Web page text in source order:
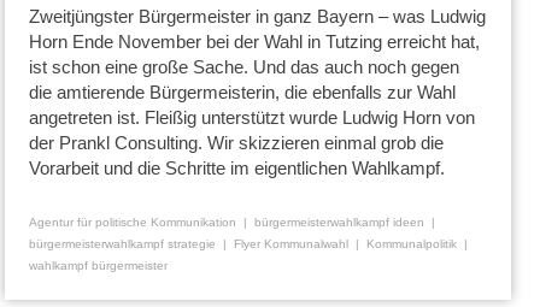
Zweitjüngster Bürgermeister in ganz Bayern – was Ludwig
Horn Ende November bei der Wahl in Tutzing erreicht hat,
ist schon eine große Sache. Und das auch noch gegen
die amtierende Bürgermeisterin, die ebenfalls zur Wahl
angetreten ist. Fleißig unterstützt wurde Ludwig Horn von
der Prankl Consulting. Wir skizzieren einmal grob die
Vorarbeit und die Schritte im eigentlichen Wahlkampf.
Agentur für politische Kommunikation
bürgermeisterwahlkampf ideen
bürgermeisterwahlkampf strategie
Flyer Kommunalwahl
Kommunalpolitik
wahlkampf bürgermeister